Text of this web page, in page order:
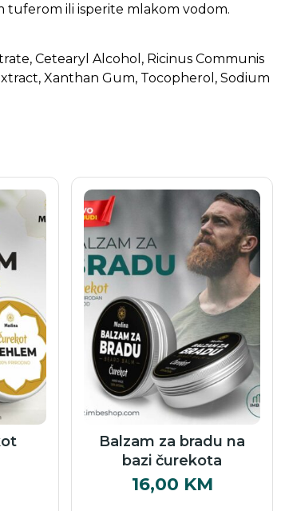
tuferom ili isperite mlakom vodom.
Cetearyl Alcohol, Ricinus Communis
Xanthan Gum, Tocopherol, Sodium
Balzam za bradu na
bazi čurekota
16,00 KM